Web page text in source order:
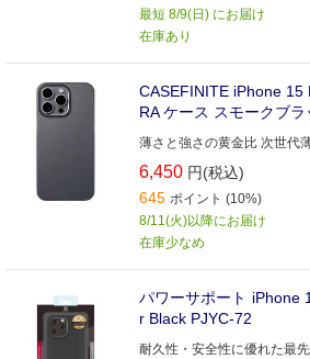
最短 8/9(日) にお届け
在庫あり
CASEFINITE iPhone
RA ケース スモークブ
薄さと強さの黄金比 次世代
6,450 円(税込)
645 ポイント (10%)
8/11(火)以降にお届け
在庫少なめ
パワーサポート iPhone
r Black PJYC-72
耐久性・安全性に優れた最